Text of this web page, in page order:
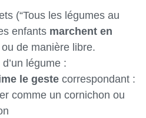
(“Tous les légumes au
enfants marchent en
de manière libre.
légume :
le geste correspondant :
comme un cornichon ou